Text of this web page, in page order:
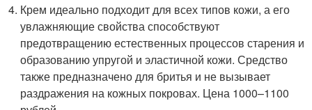
Крем идеально подходит для всех типов кожи, а его
увлажняющие свойства способствуют
предотвращению естественных процессов старения и
образованию упругой и эластичной кожи. Средство
также предназначено для бритья и не вызывает
раздражения на кожных покровах. Цена 1000–1100